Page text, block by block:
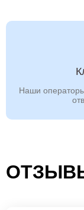
Наши